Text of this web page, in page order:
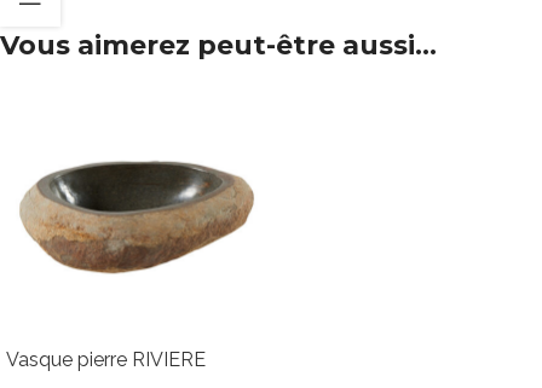
Vous aimerez peut-être aussi…
Vasque pierre RIVIERE